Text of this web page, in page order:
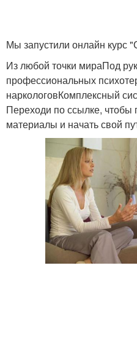
Мы запустили онлайн курс
Из любой точки мираПод
профессиональных
наркологовКомплексный
Переходи по ссылке, чтобы
материалы и начать свой